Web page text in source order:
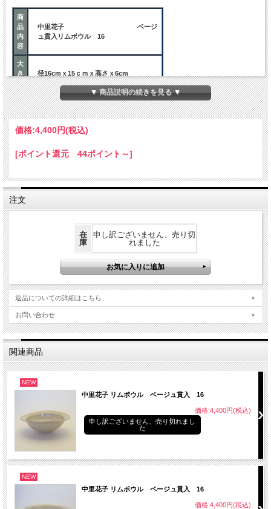
商
品
内
容
中里花子 ベージ
ュ貫入リムボウル 16
大
き
さ
径16cmｘ15ｃｍｘ高さｘ6cm
ご
注
ご注意事項
陶器は大変吸水性の高いものです。
いになると、食べ物の汁や醤油などが器
の中に浸み込み、汚れることがありま
はじめにお使いになるときは、半日く
らい水の中に浸し、十分に器を湿らせて
▼ 商品説明の続きを見る ▼
価格:4,400円(税込)
[ポイント還元 44ポイント～]
注文
在
庫
申し訳ございません、売り切
れました
返品についての詳細はこちら
お問い合わせ
関連商品
NEW
中里花子 リムボウル ベージュ貫入 16
価格:4,400円(税込)
申し訳ございません、売り切れまし
た
NEW
中里花子 リムボウル ベージュ貫入 16
価格:4,400円(税込)